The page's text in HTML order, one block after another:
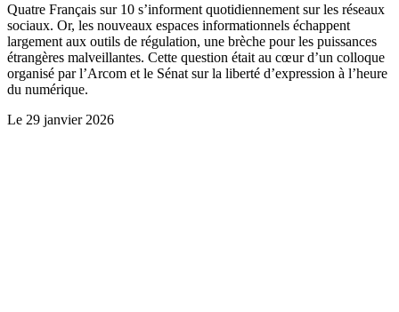
Quatre Français sur 10 s’informent quotidiennement sur les réseaux
sociaux. Or, les nouveaux espaces informationnels échappent
largement aux outils de régulation, une brèche pour les puissances
étrangères malveillantes. Cette question était au cœur d’un colloque
organisé par l’Arcom et le Sénat sur la liberté d’expression à l’heure
du numérique.
Le 29 janvier 2026